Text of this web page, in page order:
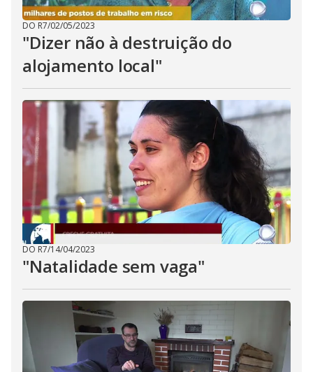
DO R7/02/05/2023
"Dizer não à destruição do
alojamento local"
DO R7/14/04/2023
"Natalidade sem vaga"